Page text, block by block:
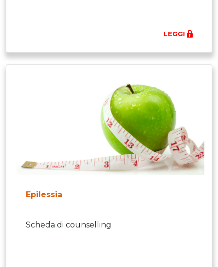
LEGGI
Epilessia
Scheda di counselling